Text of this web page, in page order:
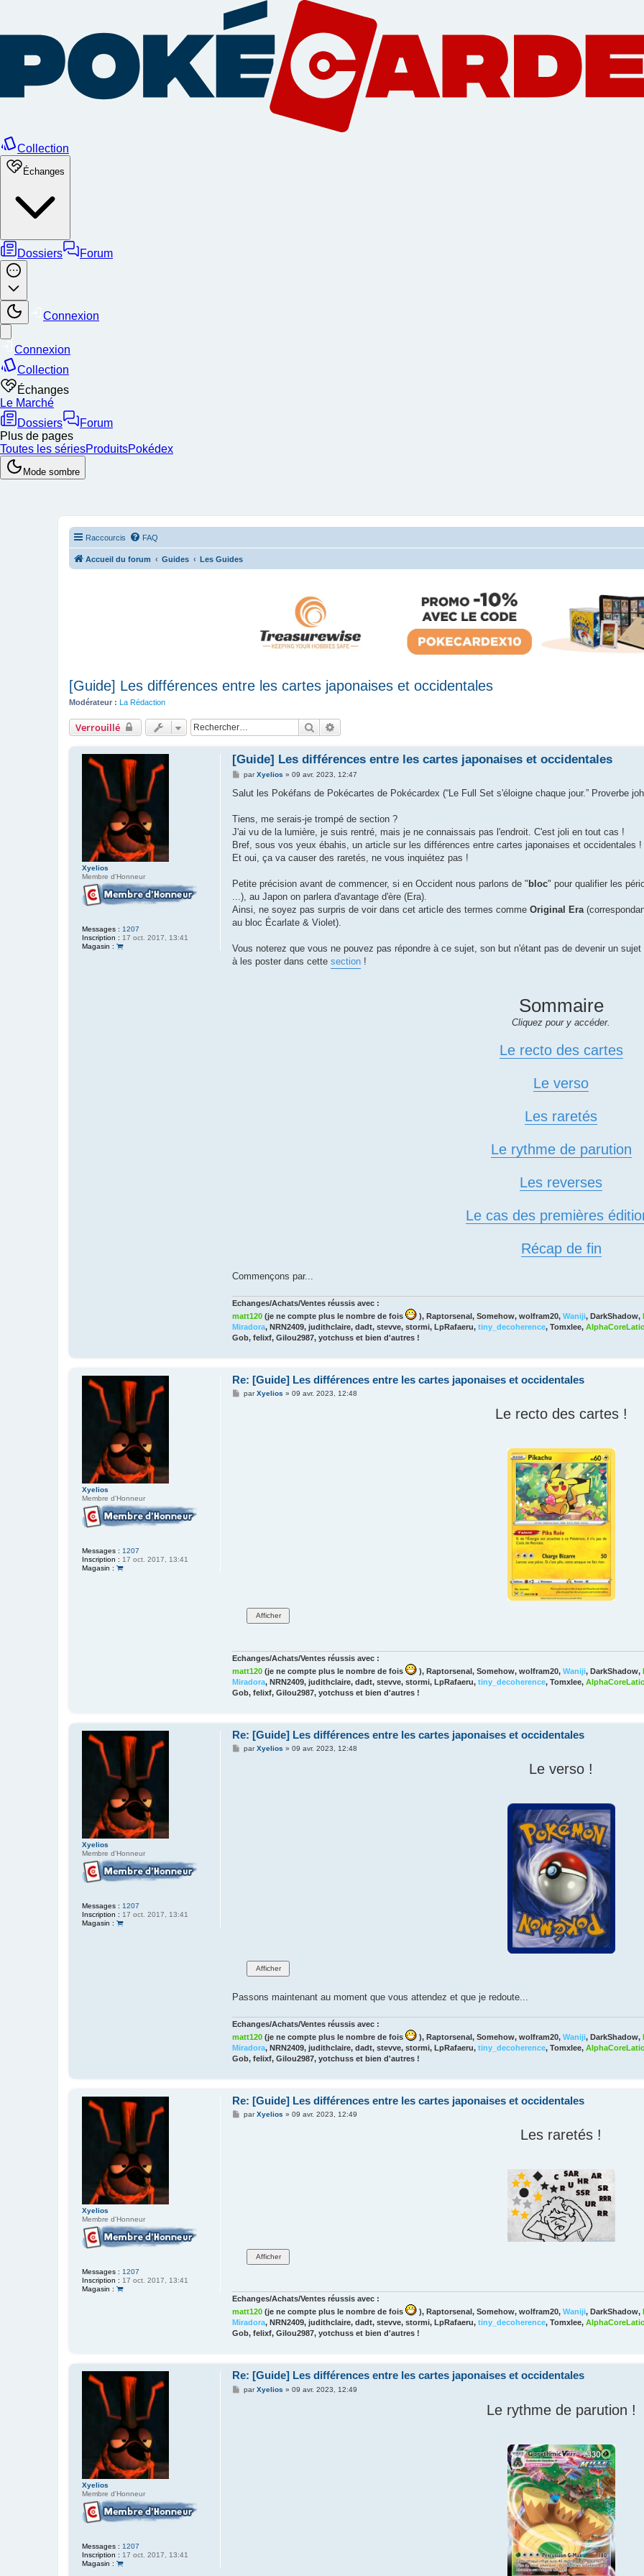
Raccourcis FAQ
Accueil du forum Guides Les Guides
[Guide] Les différences entre les cartes japonaises et occidentales
Modérateur : La Rédaction
Verrouillé Rechercher
Xyelios
Membre d'Honneur
Messages : 1207
Inscription : 17 oct. 2017, 13:41
Magasin :
[Guide] Les différences entre les cartes japonaises et occidentales
M
s
g
parXyelios » 09 avr. 2023, 12:47
Salut les Pokéfans de Pokécartes de Pokécardex (“Le Full Set s'éloigne chaque jour.” Proverbe
Tiens, me serais-je trompé de section ?
J'ai vu de la lumière, je suis rentré, mais je ne connaissais pas l'endroit. C'est joli en tout cas !
Bref, sous vos yeux ébahis, un article sur les différences entre cartes japonaises et occidentales !
Et oui, ça va causer des raretés, ne vous inquiétez pas !
Petite précision avant de commencer, si en Occident nous parlons de " bloc" pour qualifier les
...), au Japon on parlera d'avantage d'ère (Era).
Ainsi, ne soyez pas surpris de voir dans cet article des termes comme Original Era
au bloc Écarlate & Violet).
Vous noterez que vous ne pouvez pas répondre à ce sujet, son but n'étant pas de devenir un
à les poster dans cette section !
Sommaire
Cliquez pour y accéder.
Le recto des cartes
Le verso
Les raretés
Le rythme de parution
Les reverses
Le cas des premières
Récap de fin
Commençons par...
Echanges/Achats/Ventes réussis avec :
matt120 (je ne compte plus le nombre de fois ), Raptorsenal, Somehow, wolfram20, Waniji, DarkShadow,
Miradora, NRN2409, judithclaire, dadt, stevve, stormi, LpRafaeru, tiny_decoherence, Tomxlee,
Gob, felixf, Gilou2987, yotchuss et bien d'autres !
Xyelios
Membre d'Honneur
Messages : 1207
Inscription : 17 oct. 2017, 13:41
Magasin :
Re: [Guide] Les différences entre les cartes japonaises et occidentales
MparXyelios » 09 avr. 2023, 12:48
Le recto des cartes !
Echanges/Achats/Ventes réussis avec :
matt120 (je ne compte plus le nombre de fois ), Raptorsenal, Somehow, wolfram20, Waniji, DarkShadow,
Miradora, NRN2409, judithclaire, dadt, stevve, stormi, LpRafaeru, tiny_decoherence, Tomxlee,
Gob, felixf, Gilou2987, yotchuss et bien d'autres !
Xyelios
Membre d'Honneur
Messages : 1207
Inscription : 17 oct. 2017, 13:41
Magasin :
Re: [Guide] Les différences entre les cartes japonaises et occidentales
MparXyelios » 09 avr. 2023, 12:48
Le verso !
Passons maintenant au moment que vous attendez et que je redoute...
Echanges/Achats/Ventes réussis avec :
matt120 (je ne compte plus le nombre de fois ), Raptorsenal, Somehow, wolfram20, Waniji, DarkShadow,
Miradora, NRN2409, judithclaire, dadt, stevve, stormi, LpRafaeru, tiny_decoherence, Tomxlee,
Gob, felixf, Gilou2987, yotchuss et bien d'autres !
Xyelios
Membre d'Honneur
Messages : 1207
Inscription : 17 oct. 2017, 13:41
Magasin :
Re: [Guide] Les différences entre les cartes japonaises et occidentales
MparXyelios » 09 avr. 2023, 12:49
Les raretés !
Echanges/Achats/Ventes réussis avec :
matt120 (je ne compte plus le nombre de fois ), Raptorsenal, Somehow, wolfram20, Waniji, DarkShadow,
Miradora, NRN2409, judithclaire, dadt, stevve, stormi, LpRafaeru, tiny_decoherence, Tomxlee,
Gob, felixf, Gilou2987, yotchuss et bien d'autres !
Xyelios
Membre d'Honneur
Messages : 1207
Inscription : 17 oct. 2017, 13:41
Magasin :
Re: [Guide] Les différences entre les cartes japonaises et occidentales
MparXyelios » 09 avr. 2023, 12:49
Le rythme de parution !